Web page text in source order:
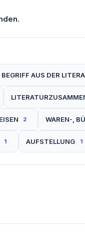
BEGRIFF AUS DER
2 WAREN-,
1 AUFSTELLUNG 1